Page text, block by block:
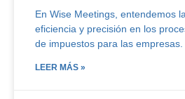
En Wise Meetings, entendemos
eficiencia y precisión en los
de impuestos para las
LEER MÁS »